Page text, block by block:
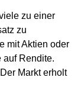
zu einer
zu
mit Aktien oder
auf Rendite.
Markt erholt